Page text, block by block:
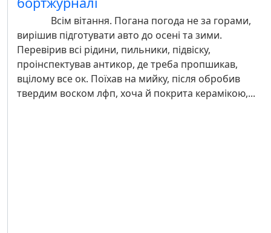
Всім вітання. Погана погода не за горами,
вирішив підготувати авто до осені та зими.
Перевірив всі рідини, пильники, підвіску,
проінспектував антикор, де треба пропшикав,
вцілому все ок. Поїхав на мийку, після обробив
твердим воском лфп, хоча й покрита керамікою,...